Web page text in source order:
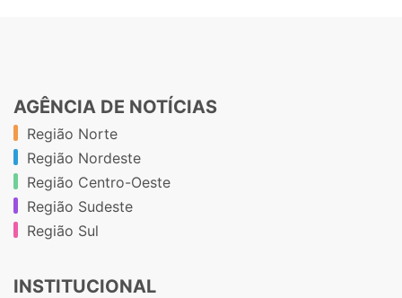
AGÊNCIA DE NOTÍCIAS
Região Norte
Região Nordeste
Região Centro-Oeste
Região Sudeste
Região Sul
INSTITUCIONAL